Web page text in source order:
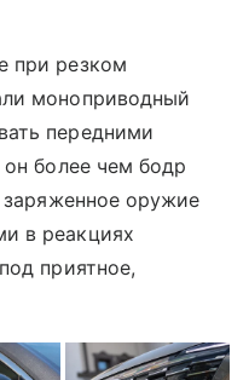
при резком
моноприводный
передними
более чем бодр
оружие
в реакциях
приятное,